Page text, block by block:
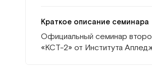
Краткое описание семинара
Официальный семинар
«КСТ-2» от Института